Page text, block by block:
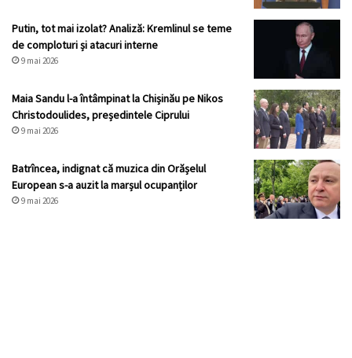
Putin, tot mai izolat? Analiză: Kremlinul se teme
de comploturi și atacuri interne
9 mai 2026
Maia Sandu l-a întâmpinat la Chișinău pe Nikos
Christodoulides, președintele Ciprului
9 mai 2026
Batrîncea, indignat că muzica din Orășelul
European s-a auzit la marșul ocupanților
9 mai 2026